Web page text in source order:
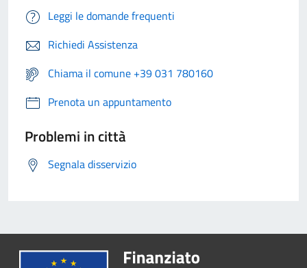
Leggi le domande frequenti
Richiedi Assistenza
Chiama il comune +39 031 780160
Prenota un appuntamento
Problemi in città
Segnala disservizio